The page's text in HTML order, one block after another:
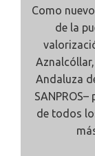
Como
de la
Andaluza
de todos